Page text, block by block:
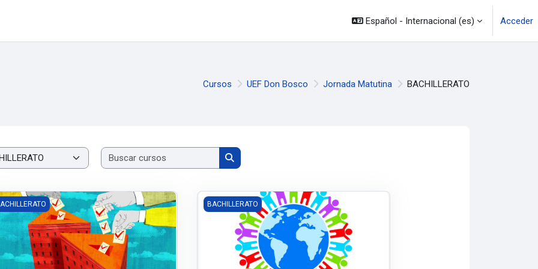
Español - Internacional ‎(es)‎ Acceder
Cursos UEF Don Bosco Jornada Matutina BACHILLERATO
Buscar cursos
Buscar cursos
BGU "A" - CIUDADANIA - MATUTINA PRIMERO BGU "D" - CIUDADANIA - MATUTINA
BACHILLERATO